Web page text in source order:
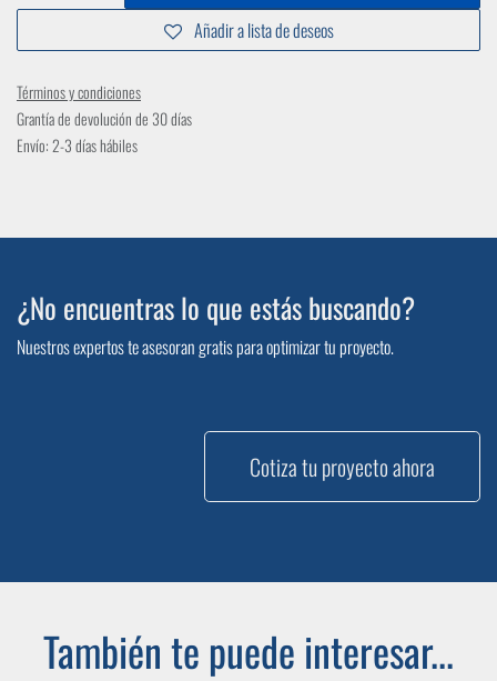
Añadir a lista de deseos
Términos y condiciones
Grantía de devolución de 30 días
Envío: 2-3 días hábiles
¿No encuentras lo que estás buscando?
Nuestros expertos te asesoran gratis para optimizar tu proyecto.
Cotiza tu proyecto ahora
También te puede interesar...